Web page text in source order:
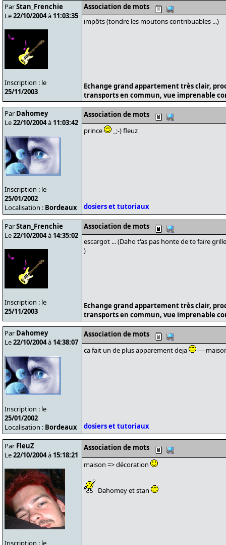
ParStan_Frenchie
Le22/10/2004à 11:03:35
Inscription : le
25/11/2003
Association de mots
impôts (tondre les moutons contribuables ...)
Echange grand appartement très clair,
transports en commun, vue imprenable
Par Dahomey
Le22/10/2004à 11:03:42
Inscription : le
25/01/2002
Localisation : Bordeaux
Association de mots
prince
_;-) fleuz
dosiers et tutoriaux
ParStan_Frenchie
Le22/10/2004à 14:35:02
Inscription : le
25/11/2003
Association de mots
escargot ... (Daho t'as pas honte de te faire
)
Echange grand appartement très clair,
transports en commun, vue imprenable
Par Dahomey
Le22/10/2004à 14:38:07
Inscription : le
25/01/2002
Localisation : Bordeaux
Association de mots
ca fait un de plus apparement deja
----
dosiers et tutoriaux
Par FleuZ
Le22/10/2004à 15:18:21
Inscription : le
Association de mots
maison => décoration
Dahomey et stan